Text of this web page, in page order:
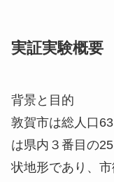
実証実験概要
背景と目的
敦賀市は総人口
は県内３番目の
状地形であり、